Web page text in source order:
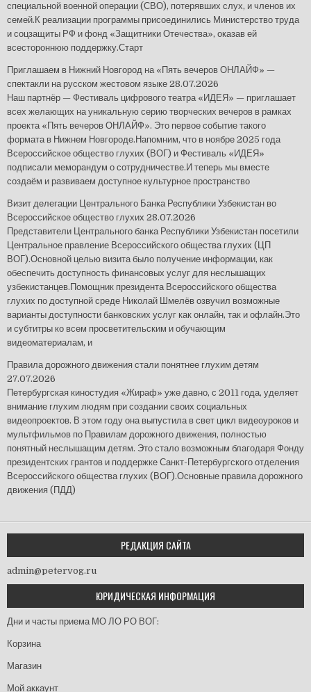
специальной военной операции (СВО), потерявших слух, и членов их
семей.К реализации программы присоединились Министерство труда
и соцзащиты РФ и фонд «Защитники Отечества», оказав ей
всестороннюю поддержку.Старт
Приглашаем в Нижний Новгород на «Пять вечеров ОНЛАЙФ» —
спектакли на русском жестовом языке 28.07.2026
Наш партнёр — Фестиваль цифрового театра «ИДЕЯ» — приглашает
всех желающих на уникальную серию творческих вечеров в рамках
проекта «Пять вечеров ОНЛАЙФ». Это первое событие такого
формата в Нижнем Новгороде.Напомним, что в ноябре 2025 года
Всероссийское общество глухих (ВОГ) и Фестиваль «ИДЕЯ»
подписали меморандум о сотрудничестве.И теперь мы вместе
создаём и развиваем доступное культурное пространство
Визит делегации Центрального Банка Республики Узбекистан во
Всероссийское общество глухих 28.07.2026
Представители Центрального банка Республики Узбекистан посетили
Центральное правление Всероссийского общества глухих (ЦП
ВОГ).Основной целью визита было получение информации, как
обеспечить доступность финансовых услуг для неслышащих
узбекистанцев.Помощник президента Всероссийского общества
глухих по доступной среде Николай Шмелёв озвучил возможные
варианты доступности банковских услуг как онлайн, так и офлайн.Это
и субтитры ко всем просветительским и обучающим
видеоматериалам, и
Правила дорожного движения стали понятнее глухим детям
27.07.2026
Петербургская киностудия «Жираф» уже давно, с 2011 года, уделяет
внимание глухим людям при создании своих социальных
видеопроектов. В этом году она выпустила в свет цикл видеоуроков и
мультфильмов по Правилам дорожного движения, полностью
понятный неслышащим детям. Это стало возможным благодаря Фонду
президентских грантов и поддержке Санкт-Петербургского отделения
Всероссийского общества глухих (ВОГ).Основные правила дорожного
движения (ПДД)
РЕДАКЦИЯ САЙТА
admin@petervog.ru
ЮРИДИЧЕСКАЯ ИНФОРМАЦИЯ
Дни и часты приема МО ЛО РО ВОГ:
Корзина
Магазин
Мой аккаунт